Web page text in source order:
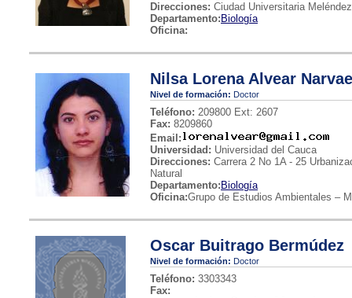
Direcciones: Ciudad Universitaria
Departamento: Biología
Oficina:
Nilsa Lorena Alvear
Nivel de formación: Doctor
Teléfono: 209800 Ext: 2607
Fax: 8209860
Email:
Universidad: Universidad del Cauca
Direcciones: Carrera 2 No 1A - 25
Natural
Departamento: Biología
Oficina:Grupo de Estudios Ambientales –
Oscar Buitrago Bermúdez
Nivel de formación: Doctor
Teléfono: 3303343
Fax: